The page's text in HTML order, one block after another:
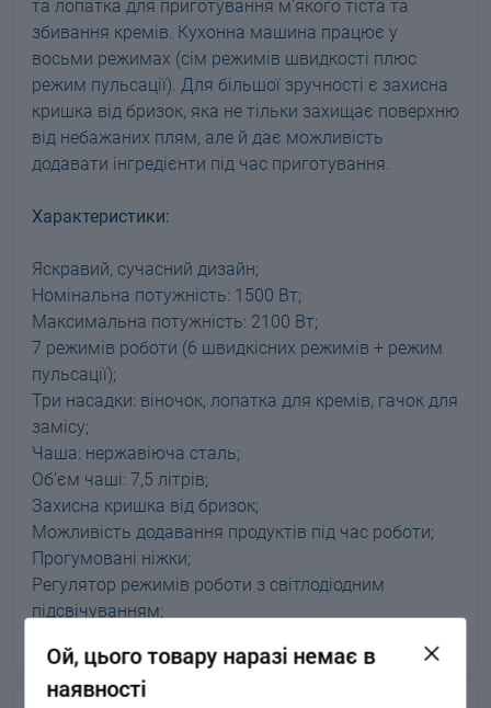
та лопатка для приготування м'якого тіста та
збивання кремів. Кухонна машина працює у
восьми режимах (сім режимів швидкості плюс
режим пульсації). Для більшої зручності є захисна
кришка від бризок, яка не тільки захищає поверхню
від небажаних плям, але й дає можливість
додавати інгредієнти під час приготування.
Характеристики:
Яскравий, сучасний дизайн;
Номінальна потужність: 1500 Вт;
Максимальна потужність: 2100 Вт;
7 режимів роботи (6 швидкісних режимів + режим
пульсації);
Три насадки: віночок, лопатка для кремів, гачок для
замісу;
Чаша: нержавіюча сталь;
Об'єм чаші: 7,5 літрів;
Захисна кришка від бризок;
Можливість додавання продуктів під час роботи;
Прогумовані ніжки;
Регулятор режимів роботи з світлодіодним
підсвічуванням;
Ой, цього товару наразі немає в
наявності